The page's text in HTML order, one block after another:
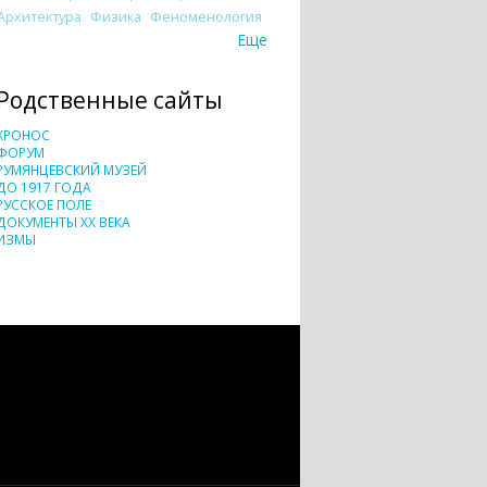
Физика Феноменология
Еще
сайты
МУЗЕЙ
1917 ГОДА
ПОЛЕ
XX ВЕКА